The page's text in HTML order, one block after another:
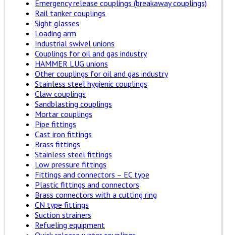
Emergency release couplings (breakaway couplings)
Rail tanker couplings
Sight glasses
Loading arm
Industrial swivel unions
Couplings for oil and gas industry
HAMMER LUG unions
Other couplings for oil and gas industry
Stainless steel hygienic couplings
Claw couplings
Sandblasting couplings
Mortar couplings
Pipe fittings
Cast iron fittings
Brass fittings
Stainless steel fittings
Low pressure fittings
Fittings and connectors – EC type
Plastic fittings and connectors
Brass connectors with a cutting ring
CN type fittings
Suction strainers
Refueling equipment